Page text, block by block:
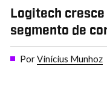
Logitech
segmento de
PorVinícius Munhoz